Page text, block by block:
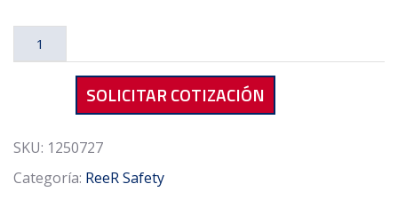
SOLICITAR COTIZACIÓN
SKU: 1250727
Categoría: ReeR Safety